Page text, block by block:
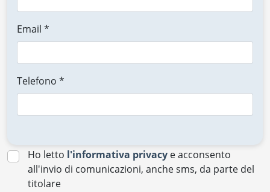
Email *
Telefono *
Ho letto l'informativa privacy e acconsento
all'invio di comunicazioni, anche sms, da parte del
titolare